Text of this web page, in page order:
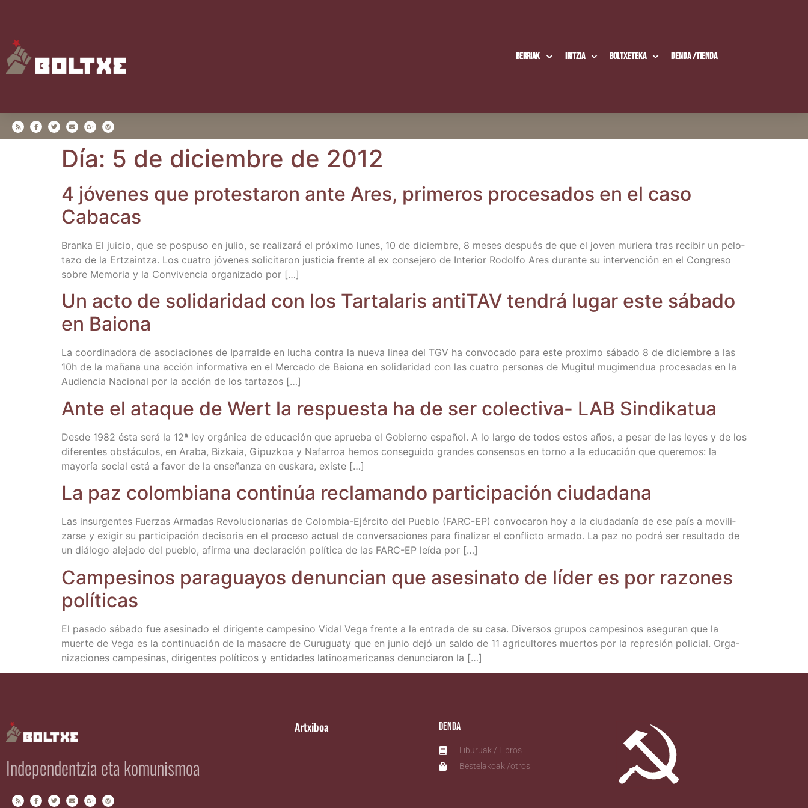
Berriak Iritzia Boltxe­te­ka Den­da /​Tien­da
Día: 5 de diciembre de 2012
4 jóve­nes que pro­tes­ta­ron ante Ares, pri­me­ros pro­ce­sa­dos en el caso
Cabacas
Bran­ka El jui­cio, que se pos­pu­so en julio, se rea­li­za­rá el pró­xi­mo lunes, 10 de diciem­bre, 8 meses des­pués de que el joven murie­ra tras reci­bir un pelo­
ta­zo de la Ertzain­tza. Los cua­tro jóve­nes soli­ci­ta­ron jus­ti­cia fren­te al ex con­se­je­ro de Inte­rior Rodol­fo Ares duran­te su inter­ven­ción en el Con­gre­so
sobre Memo­ria y la Con­vi­ven­cia orga­ni­za­do por […]
Un acto de soli­da­ri­dad con los Tar­ta­la­ris anti­TAV ten­drá lugar este sába­do
en Baiona
La coor­di­na­do­ra de aso­cia­cio­nes de Ipa­rral­de en lucha con­tra la nue­va linea del TGV ha con­vo­ca­do para este pro­xi­mo sába­do 8 de diciem­bre a las
10h de la maña­na una acción infor­ma­ti­va en el Mer­ca­do de Baio­na en soli­da­ri­dad con las cua­tro per­so­nas de Mugi­tu! mugi­men­dua pro­ce­sa­das en la
Audien­cia Nacio­nal por la acción de los tartazos […]
Ante el ata­que de Wert la res­pues­ta ha de ser colec­ti­va- LAB Sindikatua
Des­de 1982 ésta será la 12ª ley orgá­ni­ca de edu­ca­ción que aprue­ba el Gobierno espa­ñol. A lo lar­go de todos estos años, a pesar de las leyes y de los
dife­ren­tes obs­tácu­los, en Ara­ba, Biz­kaia, Gipuz­koa y Nafa­rroa hemos con­se­gui­do gran­des con­sen­sos en torno a la edu­ca­ción que que­re­mos: la
mayo­ría social está a favor de la ense­ñan­za en eus­ka­ra, existe […]
La paz colom­bia­na con­ti­núa recla­man­do par­ti­ci­pa­ción ciudadana
Las insur­gen­tes Fuer­zas Arma­das Revo­lu­cio­na­rias de Colo­m­­bia-Ejé­r­­ci­­to del Pue­blo (FARC-EP) con­vo­ca­ron hoy a la ciu­da­da­nía de ese país a movi­li­
zar­se y exi­gir su par­ti­ci­pa­ción deci­so­ria en el pro­ce­so actual de con­ver­sa­cio­nes para fina­li­zar el con­flic­to arma­do. La paz no podrá ser resul­ta­do de
un diá­lo­go ale­ja­do del pue­blo, afir­ma una decla­ra­ción polí­ti­ca de las FARC-EP leí­da por […]
Cam­pe­si­nos para­gua­yos denun­cian que ase­si­na­to de líder es por razo­nes
políticas
El pasa­do sába­do fue ase­si­na­do el diri­gen­te cam­pe­sino Vidal Vega fren­te a la entra­da de su casa. Diver­sos gru­pos cam­pe­si­nos ase­gu­ran que la
muer­te de Vega es la con­ti­nua­ción de la masa­cre de Curu­guaty que en junio dejó un sal­do de 11 agri­cul­to­res muer­tos por la repre­sión poli­cial. Orga­
ni­za­cio­nes cam­pe­si­nas, diri­gen­tes polí­ti­cos y enti­da­des lati­no­ame­ri­ca­nas denun­cia­ron la […]
Independentzia eta komunismoa
Artxiboa Denda
Liburuak / Libros
Bestelakoak /otros